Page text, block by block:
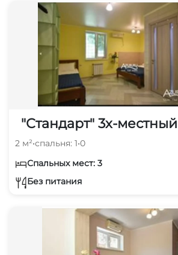
"Стандарт" 3х-местный
2 м²•спальня: 1•0
Спальных мест: 3
Без питания